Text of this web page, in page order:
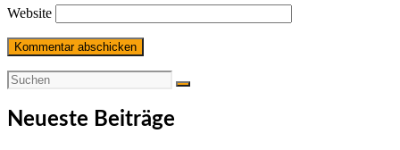
Website
Neueste Beiträge